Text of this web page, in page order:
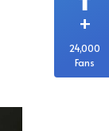
+
24,000
Fans